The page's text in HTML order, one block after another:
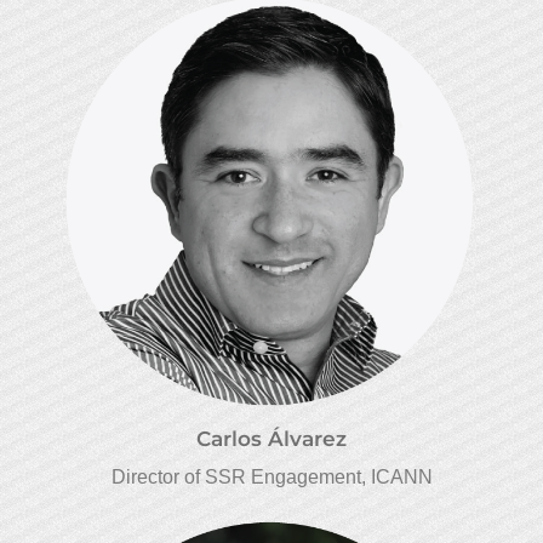
Carlos Álvarez
Director of SSR Engagement, ICANN